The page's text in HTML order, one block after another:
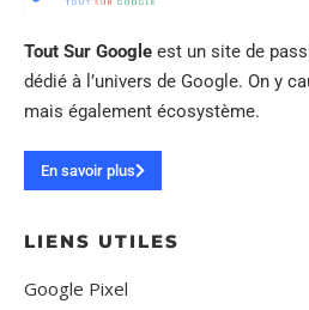
Tout Sur Google est un site de
dédié à l’univers de Google. On y
mais également écosystème.
En savoir plus
LIENS UTILES
Google Pixel